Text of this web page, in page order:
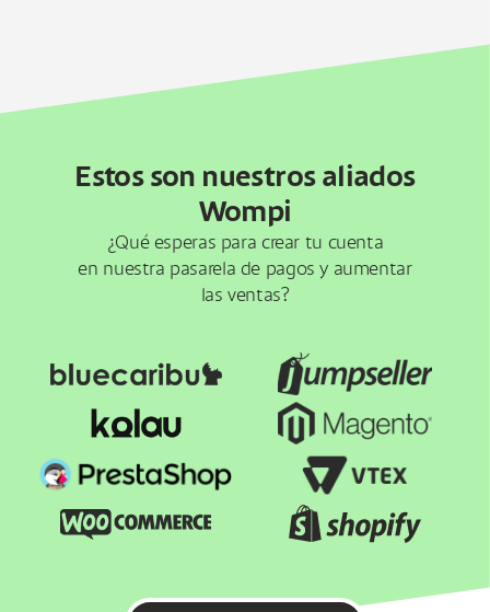
Estos son nuestros aliados
Wompi
¿Qué esperas para crear tu cuenta
en nuestra pasarela de pagos y aumentar
las ventas?